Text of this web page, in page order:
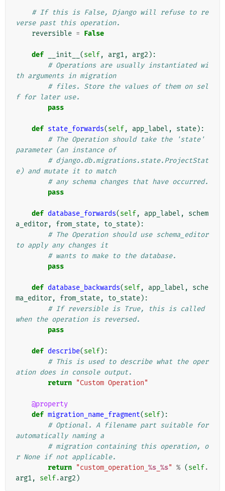
# If this is False, Django will refuse to re
verse past this operation.
reversible = False
def __init__ (self, arg1, arg2 ):
# Operations are usually instantiated wi
th arguments in migration
# files. Store the values of them on sel
f for later use.
pass
def state_forwards(self, app_label , state):
# The Operation should take the 'state'
parameter (an instance of
# django.db.migrations.state.ProjectStat
e) and mutate it to match
# any schema changes that have occurred.
pass
def database_forwards(self, app_label ,
schem
a_editor, from_state, to_state):
# The Operation should use schema_editor
to apply any changes it
# wants to make to the database.
pass
def database_backwards(self, app_label ,
sche
ma_editor, from_state, to_state):
# If reversible is True, this is called
when the operation is reversed.
pass
def describe(self):
# This is used to describe what the oper
ation does in console output.
return "Custom Operation"
@property
def migration_name_fragment(self):
# Optional. A filename part suitable for
automatically naming a
# migration containing this operation, o
r None if not applicable.
return "custom_operation_ %s %s" % (self.
arg1, self.arg2 )